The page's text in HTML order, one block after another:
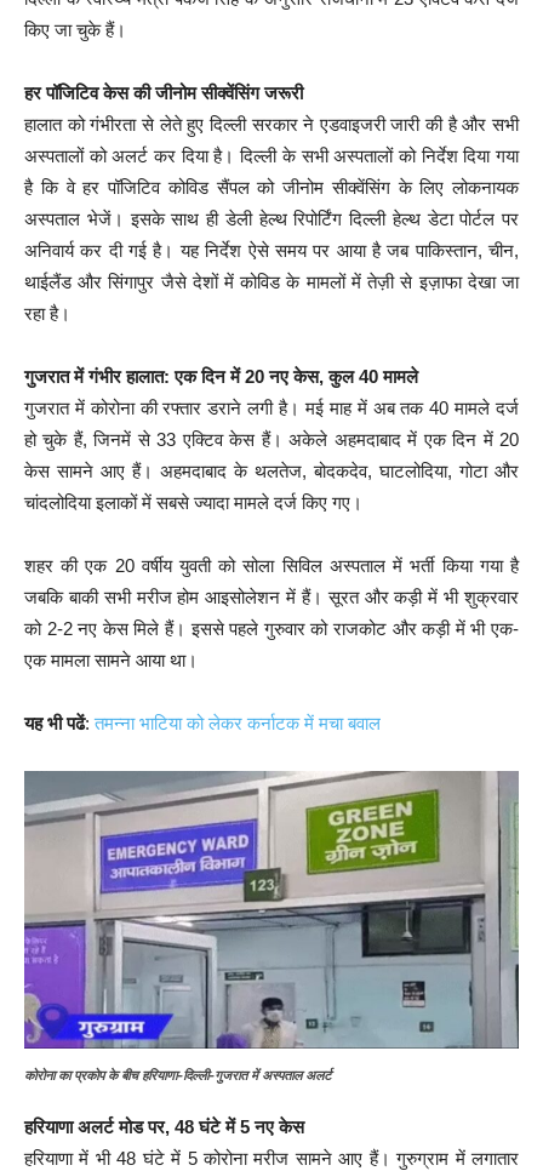
किए जा चुके हैं।
हर पॉजिटिव केस की जीनोम सीक्वेंसिंग जरूरी
हालात को गंभीरता से लेते हुए दिल्ली सरकार ने एडवाइजरी जारी की है और सभी
अस्पतालों को अलर्ट कर दिया है। दिल्ली के सभी अस्पतालों को निर्देश दिया गया
है कि वे हर पॉजिटिव कोविड सैंपल को जीनोम सीक्वेंसिंग के लिए लोकनायक
अस्पताल भेजें। इसके साथ ही डेली हेल्थ रिपोर्टिंग दिल्ली हेल्थ डेटा पोर्टल पर
अनिवार्य कर दी गई है। यह निर्देश ऐसे समय पर आया है जब पाकिस्तान, चीन,
थाईलैंड और सिंगापुर जैसे देशों में कोविड के मामलों में तेज़ी से इज़ाफा देखा जा
रहा है।
गुजरात में गंभीर हालात: एक दिन में 20 नए केस, कुल 40 मामले
गुजरात में कोरोना की रफ्तार डराने लगी है। मई माह में अब तक 40 मामले दर्ज
हो चुके हैं, जिनमें से 33 एक्टिव केस हैं। अकेले अहमदाबाद में एक दिन में 20
केस सामने आए हैं। अहमदाबाद के थलतेज, बोदकदेव, घाटलोदिया, गोटा और
चांदलोदिया इलाकों में सबसे ज्यादा मामले दर्ज किए गए।
शहर की एक 20 वर्षीय युवती को सोला सिविल अस्पताल में भर्ती किया गया है
जबकि बाकी सभी मरीज होम आइसोलेशन में हैं। सूरत और कड़ी में भी शुक्रवार
को 2-2 नए केस मिले हैं। इससे पहले गुरुवार को राजकोट और कड़ी में भी एक-
एक मामला सामने आया था।
यह भी पढें:तमन्ना भाटिया को लेकर कर्नाटक में मचा बवाल
कोरोना का प्रकोप के बीच हरियाणा-दिल्ली-गुजरात में अस्पताल अलर्ट
हरियाणा अलर्ट मोड पर, 48 घंटे में 5 नए केस
हरियाणा में भी 48 घंटे में 5 कोरोना मरीज सामने आए हैं। गुरुग्राम में लगातार